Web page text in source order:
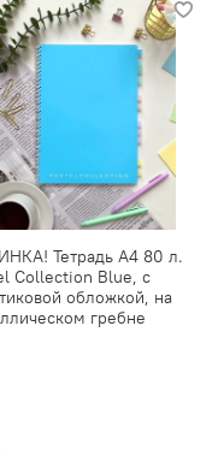
Тетрадь А4 80 л.
Collection Blue, с
обложкой, на
гребне